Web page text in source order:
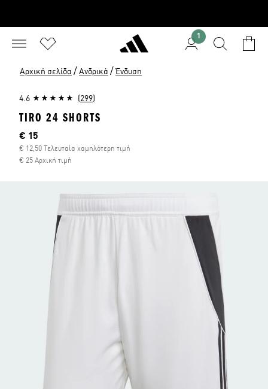
1
Αρχική σελίδα / Ανδρικά / Ένδυση
4.6 (299)
TIRO 24 SHORTS
Τρέχουσα τιμή
€ 15
€ 12,50 Τελευταία χαμηλότερη τιμή
€ 25 Αρχική τιμή